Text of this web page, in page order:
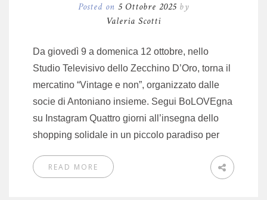
Posted on 5 Ottobre 2025 by
Valeria Scotti
Da giovedì 9 a domenica 12 ottobre, nello
Studio Televisivo dello Zecchino D’Oro, torna il
mercatino “Vintage e non”, organizzato dalle
socie di Antoniano insieme. Segui BoLOVEgna
su Instagram Quattro giorni all’insegna dello
shopping solidale in un piccolo paradiso per
READ MORE